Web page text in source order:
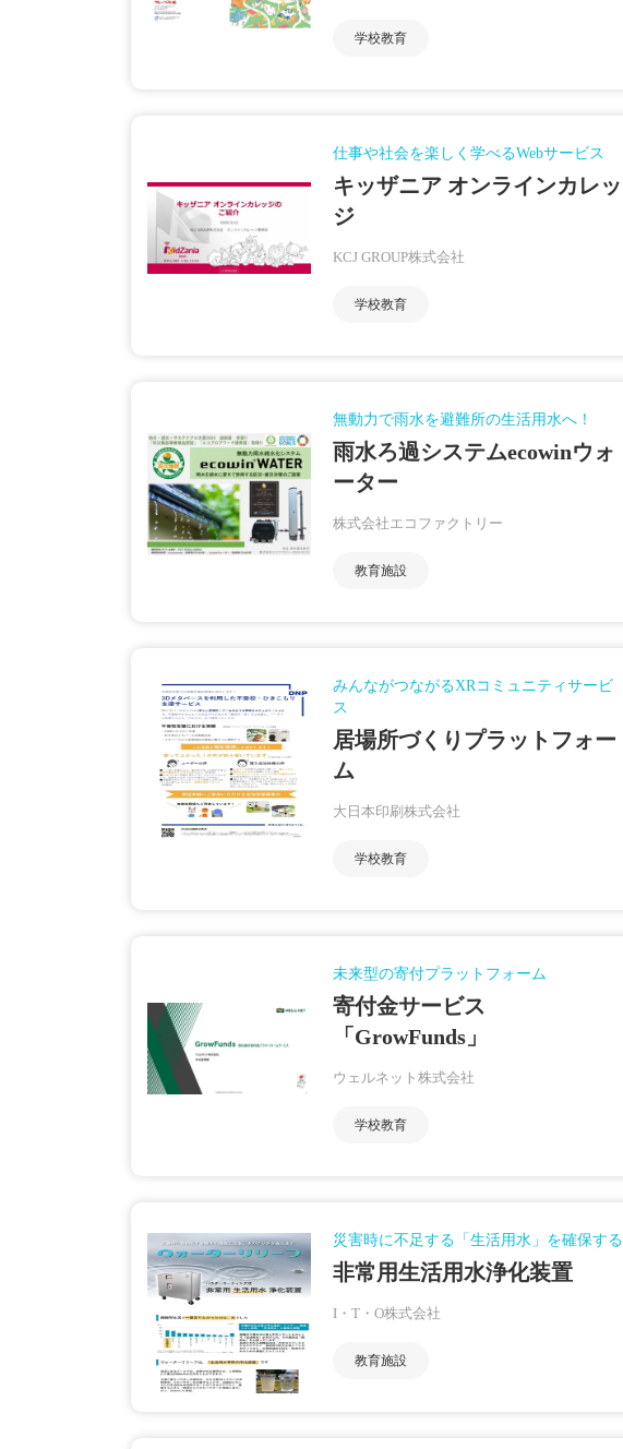
学校教育
仕事や社会を楽しく学べるWebサービス
キッザニア オンラインカレッ
ジ
KCJ GROUP株式会社
学校教育
無動力で雨水を避難所の生活用水へ！
雨水ろ過システムecowinウォ
ーター
株式会社エコファクトリー
教育施設
みんながつながるXRコミュニティサービ
ス
居場所づくりプラットフォー
ム
大日本印刷株式会社
学校教育
未来型の寄付プラットフォーム
寄付金サービス
「GrowFunds」
ウェルネット株式会社
学校教育
災害時に不足する「生活用水」を確保する
非常用生活用水浄化装置
I・T・O株式会社
教育施設